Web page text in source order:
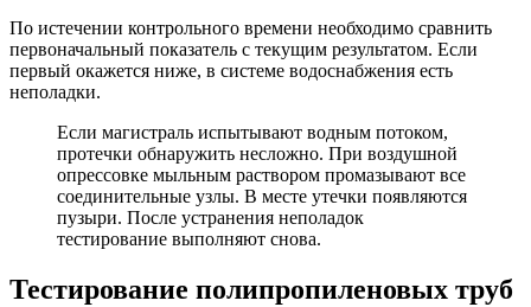
По истечении контрольного времени необходимо сравнить
первоначальный показатель с текущим результатом. Если
первый окажется ниже, в системе водоснабжения есть
неполадки.
Если магистраль испытывают водным потоком,
протечки обнаружить несложно. При воздушной
опрессовке мыльным раствором промазывают все
соединительные узлы. В месте утечки появляются
пузыри. После устранения неполадок
тестирование выполняют снова.
Тестирование полипропиленовых труб